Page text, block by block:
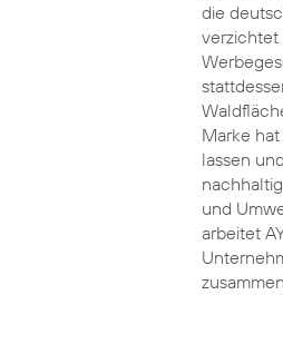
die
verzichtet
Marke
lassen
und
arbeitet